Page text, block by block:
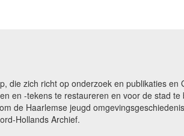
zich richt op onderzoek en publikaties
en -tekens te restaureren en voor de stad
de Haarlemse jeugd
Hollands Archief.